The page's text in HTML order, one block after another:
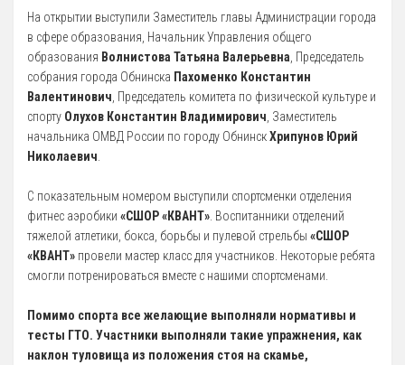
Администрация
Тренерский состав
33. Педагогический Состав
6 Материально-техническое обеспечение и оснащенность
образовательного процесса
7 Доступная среда
8 Международное сотрудничество
9 Вакантные места для приема (перевода) обучающихся
10 Стипендии и меры поддержки обучающихся
Извещения о закупках
12 Платные образовательные услуги
На открытии выступили Заместитель главы Администрации города
в сфере образования, Начальник Управления общего
образования Волнистова Татьяна Валерьевна , Председатель
собрания города Обнинска Пахоменко Константин
Валентинович , Председатель комитета по физической культуре и
спорту Олухов Константин Владимирович , Заместитель
начальника ОМВД России по городу ОбнинскХрипунов Юрий
Николаевич
С показательным номером выступили спортсменки отделения
фитнес аэробики «СШОР «КВАНТ» . Воспитанники отделений
тяжелой атлетики, бокса, борьбы и пулевой стрельбы «СШОР
«КВАНТ» провели мастер класс для участников. Некоторые ребята
смогли потренироваться вместе с нашими спортсменами.
Помимо спорта все желающие выполняли нормативы и
тесты ГТО. Участники выполняли такие упражнения, как
наклон туловища из положения стоя на скамье,